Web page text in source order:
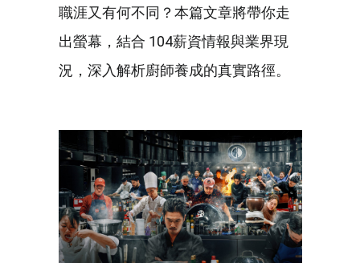
職涯又有何不同？本篇文章將帶你走
出螢幕，結合 104薪資情報與業界現
況，深入解析廚師養成的真實路徑。